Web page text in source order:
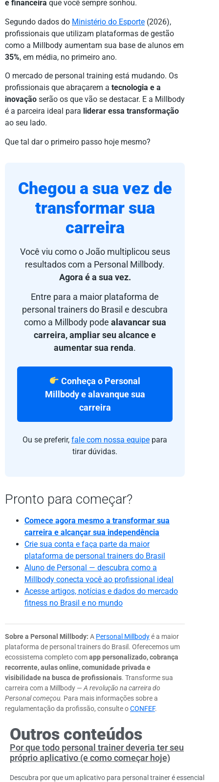
e financeira que você sempre sonhou.
Segundo dados do Ministério do Esporte (2026),
profissionais que utilizam plataformas de gestão
como a Millbody aumentam sua base de alunos em
35%, em média, no primeiro ano.
O mercado de personal training está mudando. Os
profissionais que abraçarem a tecnologia e a
inovação serão os que vão se destacar. E a Millbody
é a parceira ideal para liderar essa transformação
ao seu lado.
Que tal dar o primeiro passo hoje mesmo?
Chegou a sua vez de
transformar sua
carreira
Você viu como o João multiplicou seus
resultados com a Personal Millbody.
Agora é a sua vez.
Entre para a maior plataforma de
personal trainers do Brasil e descubra
como a Millbody pode alavancar sua
carreira, ampliar seu alcance e
aumentar sua renda.
Conheça o Personal
Millbody e alavanque sua
carreira
Ou se preferir, fale com nossa equipe para
tirar dúvidas.
Pronto para começar?
Comece agora mesmo a transformar sua
carreira e alcançar sua independência
Crie sua conta e faça parte da maior
plataforma de personal trainers do Brasil
Aluno de Personal — descubra como a
Millbody conecta você ao profissional ideal
Acesse artigos, notícias e dados do mercado
fitness no Brasil e no mundo
Sobre a Personal Millbody: A Personal Millbodyé a maior
plataforma de personal trainers do Brasil. Oferecemos um
ecossistema completo comapp personalizado, cobrança
recorrente, aulas online, comunidade privada e
visibilidade na busca de profissionais. Transforme sua
carreira com a Millbody —A revolução na carreira do
Personal começou. Para mais informações sobre a
regulamentação da profissão, consulte oCONFEF.
Outros conteúdos
Por que todo personal trainer deveria ter seu
próprio aplicativo (e como começar hoje)
Descubra por que um aplicativo para personal trainer é essencial